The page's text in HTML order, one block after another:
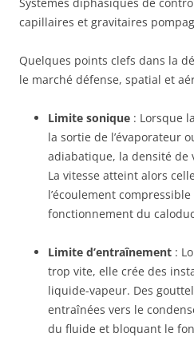
capillaires et gravitaires
Quelques points clefs dans la
le marché défense, spatial et
Limite sonique : Lorsque
la sortie de l’évaporateur
adiabatique, la densité
La vitesse atteint alors
l’écoulement
fonctionnement du
Limite d’entraînement :
trop vite, elle crée des
liquide-vapeur. Des
entraînées vers le
du fluide et bloquant le